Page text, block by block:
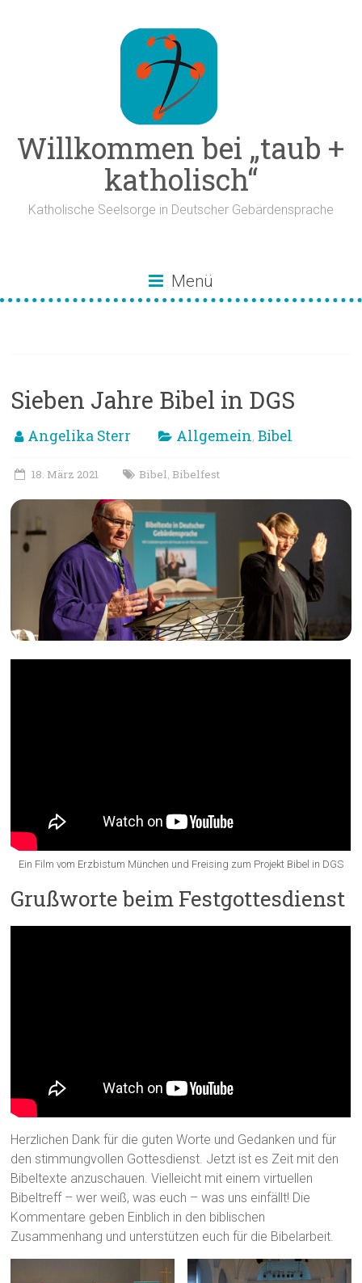
Willkommen bei „taub +
katholisch“
Katholische Seelsorge in Deutscher Gebärdensprache
Menü
Sieben Jahre Bibel in DGS
Angelika Sterr Allgemein,Bibel
18. März 2021 Bibel, Bibelfest
Ein Film vom Erzbistum München und Freising zum Projekt Bibel in DGS
Grußworte beim Festgottesdienst
Herzlichen Dank für die guten Worte und Gedanken und für
den stimmungvollen Gottesdienst. Jetzt ist es Zeit mit den
Bibeltexte anzuschauen. Vielleicht mit einem virtuellen
Bibeltreff – wer weiß, was euch – was uns einfällt! Die
Kommentare geben Einblich in den biblischen
Zusammenhang und unterstützen euch für die Bibelarbeit.